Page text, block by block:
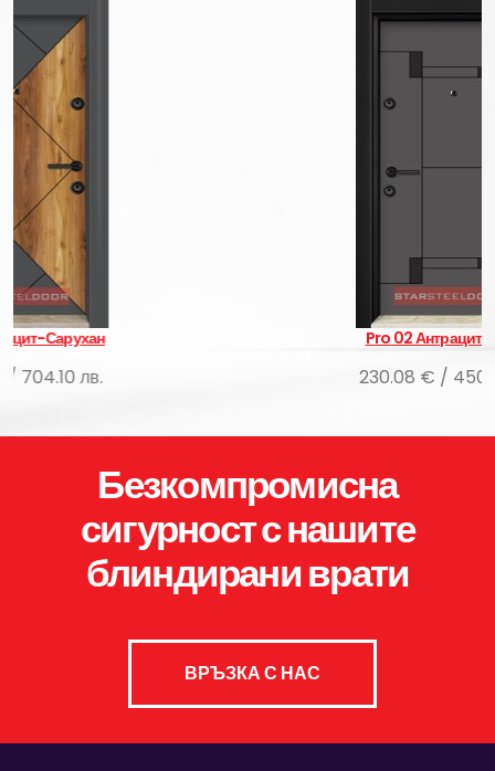
Pro 02 Антрацит-Черен
230.08 € / 450.00 лв.
Безкомпромисна
сигурност с нашите
блиндирани врати
ВРЪЗКА С НАС